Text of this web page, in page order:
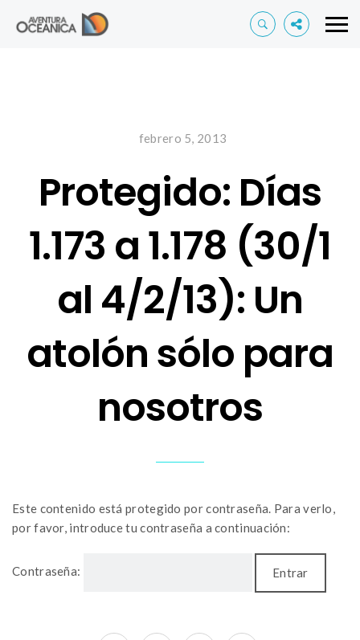
febrero 5, 2013
Protegido: Días
1.173 a 1.178 (30/1
al 4/2/13): Un
atolón sólo para
nosotros
Este contenido está protegido por contraseña. Para verlo,
por favor, introduce tu contraseña a continuación:
Contraseña: